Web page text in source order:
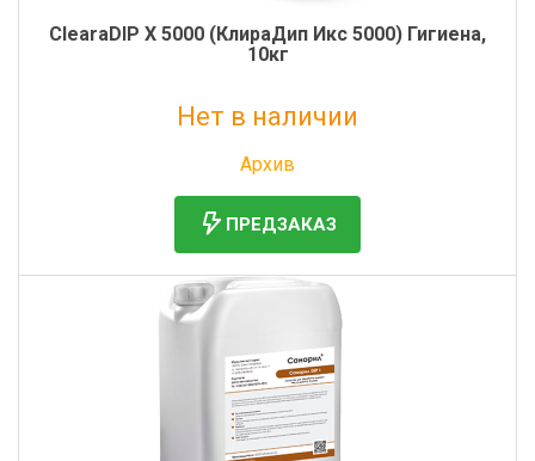
ClearaDIP X 5000 (КлираДип Икс 5000) Гигиена,
10кг
Нет в наличии
Архив
ПРЕДЗАКАЗ